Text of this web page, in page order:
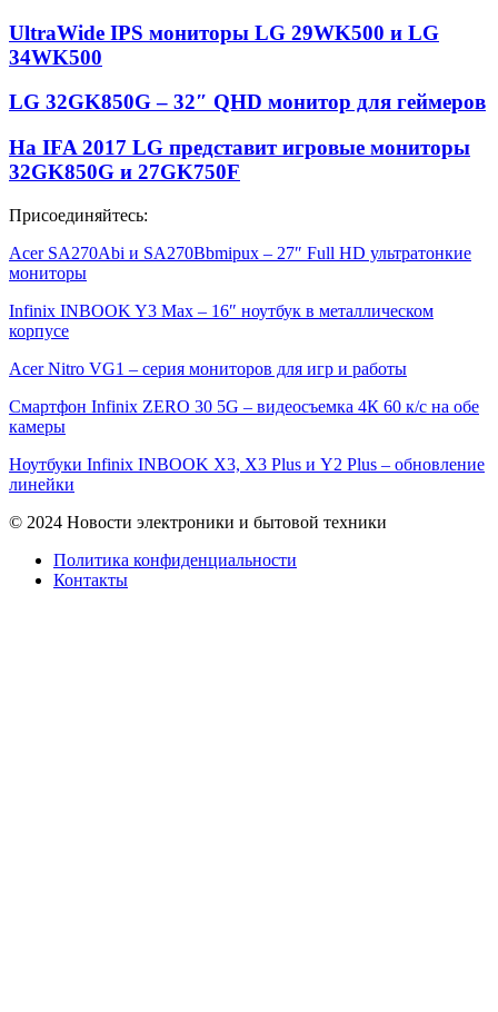
UltraWide IPS мониторы LG 29WK500 и LG
34WK500
LG 32GK850G – 32″ QHD монитор для геймеров
На IFA 2017 LG представит игровые мониторы
32GK850G и 27GK750F
Присоединяйтесь:
Acer SA270Abi и SA270Bbmipux – 27″ Full HD ультратонкие
мониторы
Infinix INBOOK Y3 Max – 16″ ноутбук в металлическом
корпусе
Acer Nitro VG1 – серия мониторов для игр и работы
Смартфон Infinix ZERO 30 5G – видеосъемка 4К 60 к/с на обе
камеры
Ноутбуки Infinix INBOOK X3, X3 Plus и Y2 Plus – обновление
линейки
© 2024 Новости электроники и бытовой техники
Политика конфиденциальности
Контакты